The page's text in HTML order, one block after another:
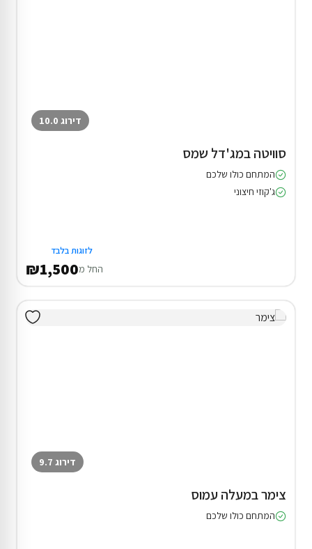
דירוג 10.0
סוויטה במג'דל שמס
המתחם כולו שלכם
ג'קוזי חיצוני
לזוגות בלבד
החל מ₪1,500
דירוג 9.7
צימר במעלה עמוס
המתחם כולו שלכם